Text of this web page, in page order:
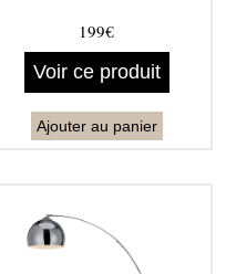
199€
Voir ce produit
Ajouter au panier